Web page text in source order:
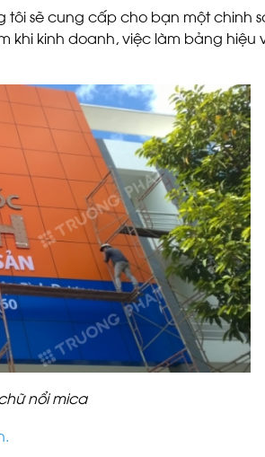
tôi sẽ cung cấp cho bạn một chinh
khi kinh doanh, việc làm bảng hiệu
nổi mica